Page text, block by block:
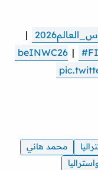
|
|
محمد هاني